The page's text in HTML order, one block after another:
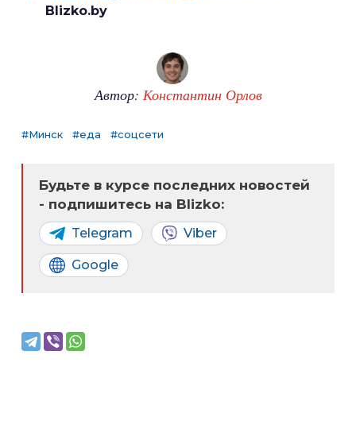
Blizko.by
Автор: Константин Орлов
#Минск #еда #соцсети
Будьте в курсе последних новостей
- подпишитесь на Blizko:
Telegram Viber
Google